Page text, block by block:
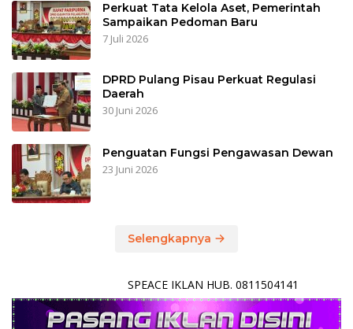
Perkuat Tata Kelola Aset, Pemerintah
Sampaikan Pedoman Baru
7 Juli 2026
DPRD Pulang Pisau Perkuat Regulasi
Daerah
30 Juni 2026
Penguatan Fungsi Pengawasan Dewan
23 Juni 2026
Selengkapnya
SPEACE IKLAN HUB. 0811504141